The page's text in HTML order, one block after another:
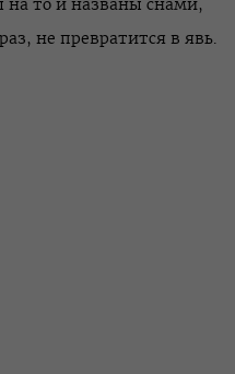
на то и названы снами,
не превратится в явь.